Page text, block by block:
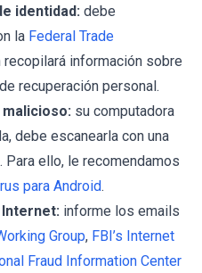
identidad: debe
la Federal Trade
recopilará información sobre
recuperación personal.
su computadora
debe escanearla con una
ello, le recomendamos
para Android.
informe los emails
Group, FBI’s Internet
Fraud Information Center